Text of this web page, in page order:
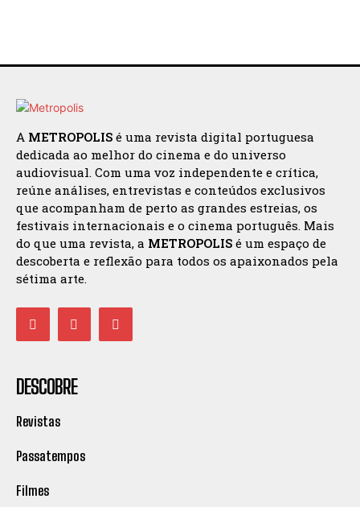
A METROPOLIS é uma revista digital portuguesa
dedicada ao melhor do cinema e do universo
audiovisual. Com uma voz independente e crítica,
reúne análises, entrevistas e conteúdos exclusivos
que acompanham de perto as grandes estreias, os
festivais internacionais e o cinema português. Mais
do que uma revista, a METROPOLIS é um espaço de
descoberta e reflexão para todos os apaixonados pela
sétima arte.
DESCOBRE
Revistas
Passatempos
Filmes